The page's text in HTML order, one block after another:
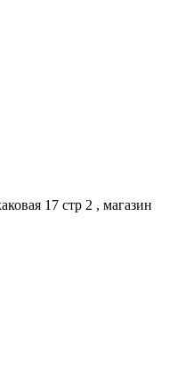
17 стр 2 , магазин